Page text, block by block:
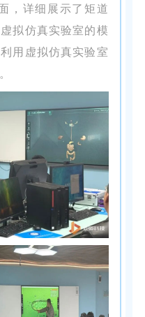
，详细展示了矩道
拟仿真实验室的模
用虚拟仿真实验室